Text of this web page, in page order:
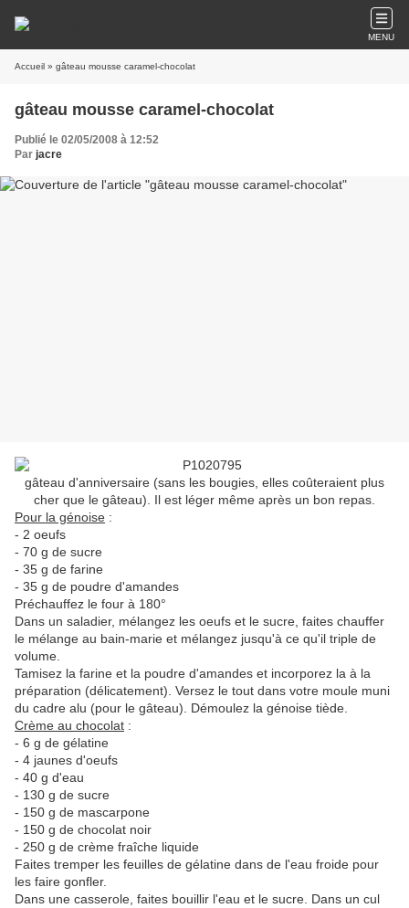
MENU
Accueil » gâteau mousse caramel-chocolat
gâteau mousse caramel-chocolat
Publié le 02/05/2008 à 12:52
Par jacre
gâteau d'anniversaire (sans les bougies, elles coûteraient plus
cher que le gâteau). Il est léger même après un bon repas.
Pour la génoise :
- 2 oeufs
- 70 g de sucre
- 35 g de farine
- 35 g de poudre d'amandes
Préchauffez le four à 180°
Dans un saladier, mélangez les oeufs et le sucre, faites chauffer
le mélange au bain-marie et mélangez jusqu'à ce qu'il triple de
volume.
Tamisez la farine et la poudre d'amandes et incorporez la à la
préparation (délicatement). Versez le tout dans votre moule muni
du cadre alu (pour le gâteau). Démoulez la génoise tiède.
Crème au chocolat :
- 6 g de gélatine
- 4 jaunes d'oeufs
- 40 g d'eau
- 130 g de sucre
- 150 g de mascarpone
- 150 g de chocolat noir
- 250 g de crème fraîche liquide
Faites tremper les feuilles de gélatine dans de l'eau froide pour
les faire gonfler.
Dans une casserole, faites bouillir l'eau et le sucre. Dans un cul